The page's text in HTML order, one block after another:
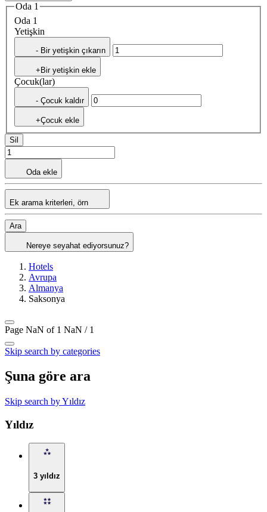
Oda 1
Oda 1
Yetişkin
- Bir yetişkin çıkarın
+Bir yetişkin ekle
Çocuk(lar)
- Çocuk kaldır
+Çocuk ekle
Sil
Oda ekle
Ek arama kriterleri, örn
Ara
Nereye seyahat ediyorsunuz?
Hotels
Avrupa
Almanya
Saksonya
Page NaN of 1 NaN / 1
Skip search by categories
Şuna göre ara
Skip search by Yıldız
Yıldız
3 yıldız